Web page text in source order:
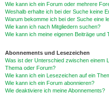
Wie kann ich ein Forum oder mehrere
Weshalb erhalte ich bei der Suche keine
Warum bekomme ich bei der Suche eine
Wie kann ich nach Mitgliedern suchen?
Wie kann ich meine eigenen Beiträge und
Abonnements und Lesezeichen
Was ist der Unterschied zwischen einem
Thema oder Forum?
Wie kann ich ein Lesezeichen auf ein
Wie kann ich ein Forum abonnieren?
Wie deaktiviere ich meine Abonnements?